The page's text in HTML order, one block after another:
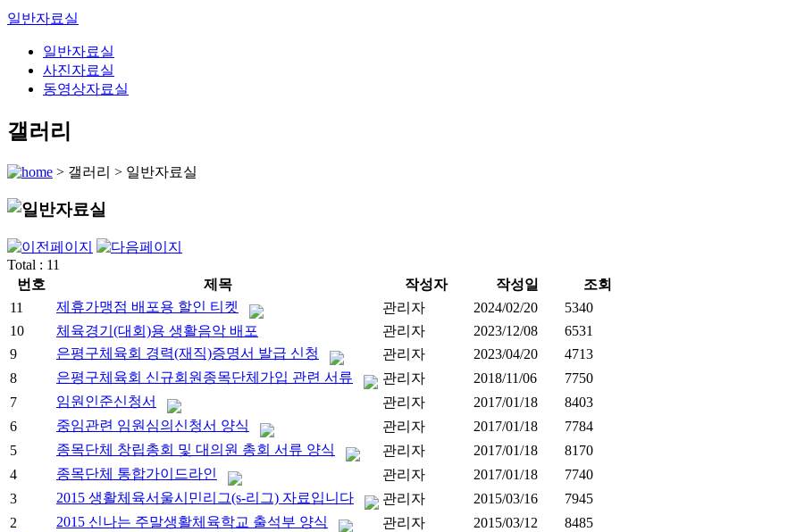
일반자료실
일반자료실
사진자료실
동영상자료실
갤러리
> 갤러리 > 일반자료실
Total : 11
번호
제목 작성자 작성일
조회
11
제휴가맹점 배포용 할인 티켓 관리자 2024/02/20
5340
10
체육경기(대회)용 생활음악 배포 관리자 2023/12/08
6531
9
은평구체육회 경력(재직)증명서 발급 신청 관리자 2023/04/20
4713
8
은평구체육회 신규회원종목단체가입 관련 서류 관리자 2018/11/06
7750
7
임원인준신청서 관리자 2017/01/18
8403
6
중임관련 임원심의신청서 양식 관리자 2017/01/18
7784
5
종목단체 창립총회 및 대의원 총회 서류 양식 관리자 2017/01/18
8170
4
종목단체 통합가이드라인 관리자 2017/01/18
7740
3
2015 생활체육서울시민리그(s-리그) 자료입니다 관리자 2015/03/16
7945
2
2015 신나는 주말생활체육학교 출석부 양식 관리자 2015/03/12
8485